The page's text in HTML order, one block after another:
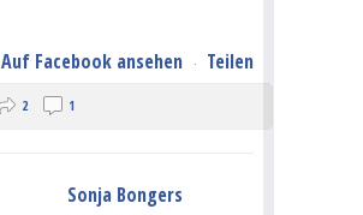
Auf Facebook ansehen · Teilen
2 1
Sonja Bongers